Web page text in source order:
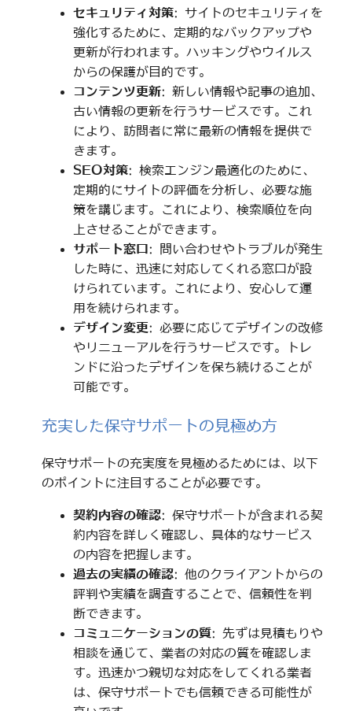
セキュリティ対策: サイトのセキュリティを
強化するために、定期的なバックアップや
更新が行われます。ハッキングやウイルス
からの保護が目的です。
コンテンツ更新: 新しい情報や記事の追加、
古い情報の更新を行うサービスです。これ
により、訪問者に常に最新の情報を提供で
きます。
SEO対策: 検索エンジン最適化のために、
定期的にサイトの評価を分析し、必要な施
策を講じます。これにより、検索順位を向
上させることができます。
サポート窓口 : 問い合わせやトラブルが発生
した時に、迅速に対応してくれる窓口が設
けられています。これにより、安心して運
用を続けられます。
デザイン変更: 必要に応じてデザインの改修
やリニューアルを行うサービスです。トレ
ンドに沿ったデザインを保ち続けることが
可能です。
充実した保守サポートの見極め方
保守サポートの充実度を見極めるためには、以下
のポイントに注目することが必要です。
契約内容の確認: 保守サポートが含まれる契
約内容を詳しく確認し、具体的なサービス
の内容を把握します。
過去の実績の確認: 他のクライアントからの
評判や実績を調査することで、信頼性を判
断できます。
コミュニケーションの質: 先ずは見積もりや
相談を通じて、業者の対応の質を確認しま
す。迅速かつ親切な対応をしてくれる業者
は、保守サポートでも信頼できる可能性が